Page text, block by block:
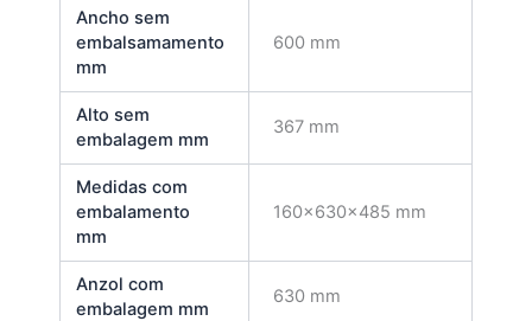
Ancho sem
embalsamamento
mm
600 mm
Alto sem
embalagem mm
367 mm
Medidas com
embalamento
mm
160x630x485 mm
Anzol com
embalagem mm
630 mm